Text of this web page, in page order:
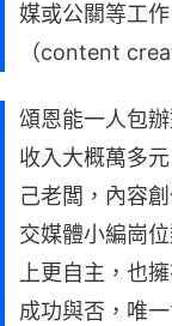
媒或公關等工
（content
頌恩能一人包
收入大概萬多
己老闆，內容
交媒體小編崗
上更自主，也
成功與否，唯